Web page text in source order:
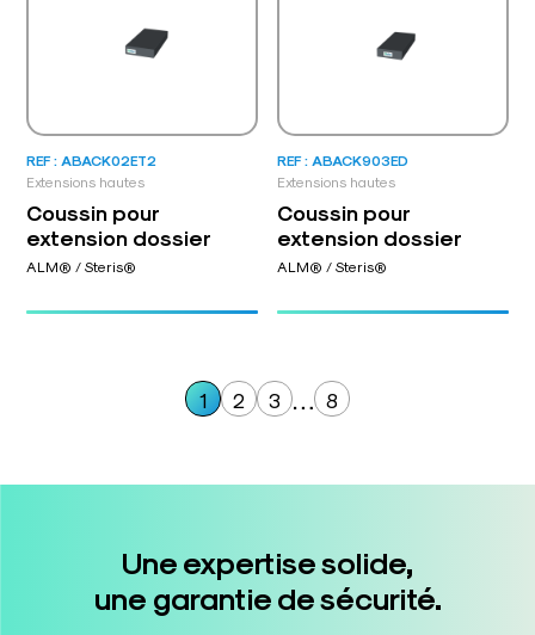
Extensions hautes
REF : ABACK02ET2
Coussin pour
extension dossier
ALM® / Steris®
Extensions hautes
REF : ABACK903ED
Coussin pour
extension dossier
ALM® / Steris®
1 2 3 … 8
Une expertise solide,
une garantie de sécurité.